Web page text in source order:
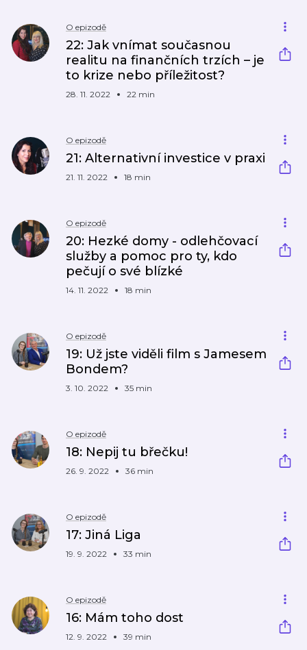
O epizodě
22: Jak vnímat současnou
realitu na finančních trzích – je
to krize nebo příležitost?
28. 11. 2022 22 min
O epizodě
21: Alternativní investice v praxi
21. 11. 2022 18 min
O epizodě
20: Hezké domy - odlehčovací
služby a pomoc pro ty, kdo
pečují o své blízké
14. 11. 2022 18 min
O epizodě
19: Už jste viděli film s Jamesem
Bondem?
3. 10. 2022 35 min
O epizodě
18: Nepij tu břečku!
26. 9. 2022 36 min
O epizodě
17: Jiná Liga
19. 9. 2022 33 min
O epizodě
16: Mám toho dost
12. 9. 2022 39 min